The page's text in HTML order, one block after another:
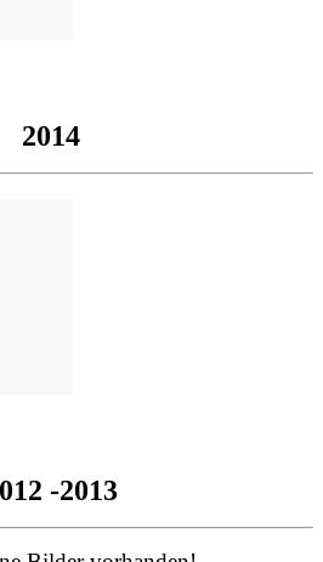
2014
-2013